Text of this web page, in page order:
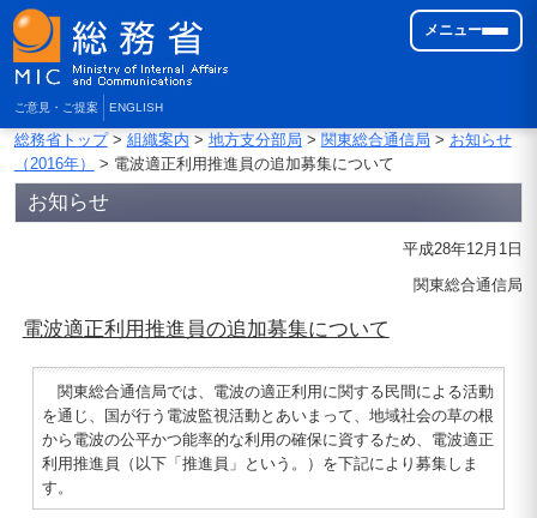
ご意見・ご提案 ENGLISH
メニュー
総務省トップ> 組織案内 > 地方支分部局 > 関東総合通信局 > お知らせ
（2016年）
> 電波適正利用推進員の追加募集について
お知らせ
平成28年12月1日
関東総合通信局
電波適正利用推進員の追加募集について
関東総合通信局では、電波の適正利用に関する民間による活動
を通じ、国が行う電波監視活動とあいまって、地域社会の草の根
から電波の公平かつ能率的な利用の確保に資するため、電波適正
利用推進員（以下「推進員」という。）を下記により募集しま
す。